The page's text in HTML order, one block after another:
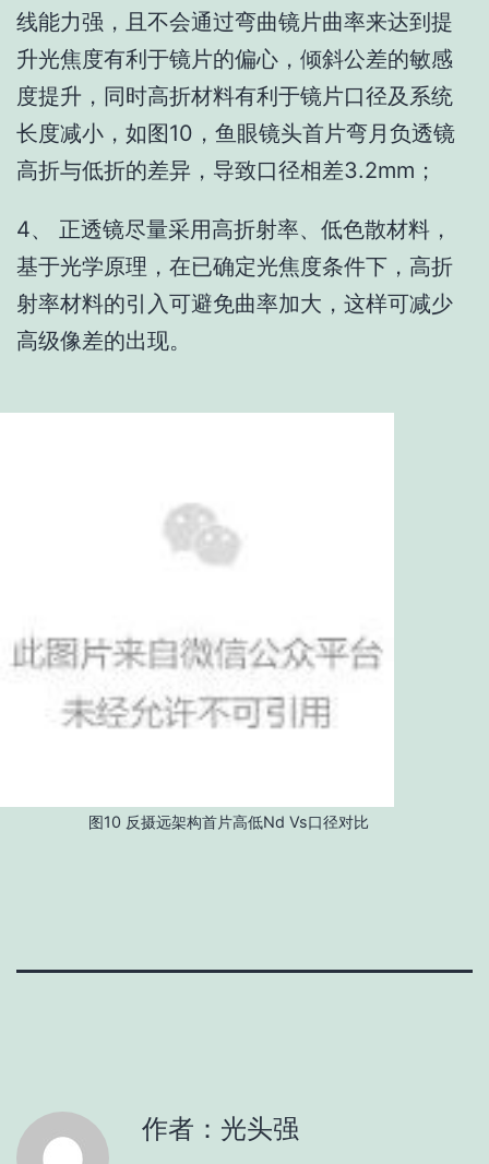
线能力强，且不会通过弯曲镜片曲率来达到提
升光焦度有利于镜片的偏心，倾斜公差的敏感
度提升，同时高折材料有利于镜片口径及系统
长度减小，如图10，鱼眼镜头首片弯月负透镜
高折与低折的差异，导致口径相差3.2mm；
4、 正透镜尽量采用高折射率、低色散材料，
基于光学原理，在已确定光焦度条件下，高折
射率材料的引入可避免曲率加大，这样可减少
高级像差的出现。
图10 反摄远架构首片高低Nd Vs口径对比
作者：光头强